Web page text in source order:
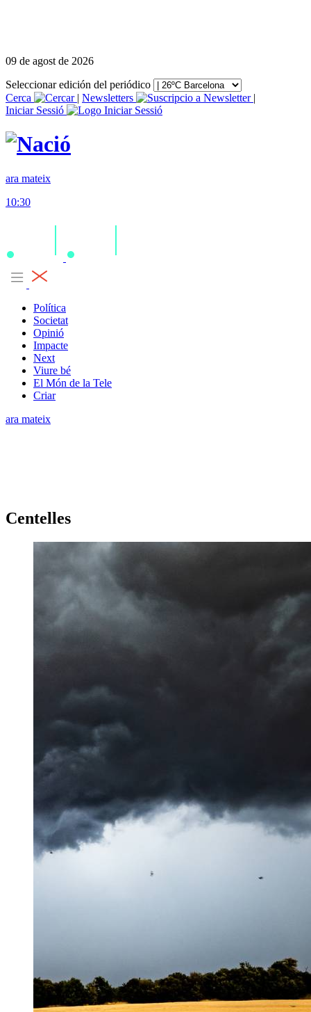
09 de agost de 2026
Seleccionar edición del periódico
Cerca
| Newsletters
|
Iniciar Sessió
ara mateix
10:30
Política
Societat
Opinió
Impacte
Next
Viure bé
El Món de la Tele
Criar
ara mateix
Centelles